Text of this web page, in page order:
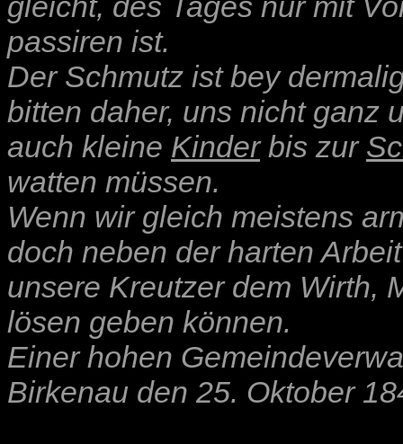
passiren ist.
Der Schmutz ist bey
bitten daher, uns nicht ganz
auch kleine Kinderbis zur
watten müssen.
Wenn wir gleich meistens
doch neben der harten
unsere Kreutzer dem Wirth,
lösen geben können.
Einer hohen
Birkenau den 25. Oktober